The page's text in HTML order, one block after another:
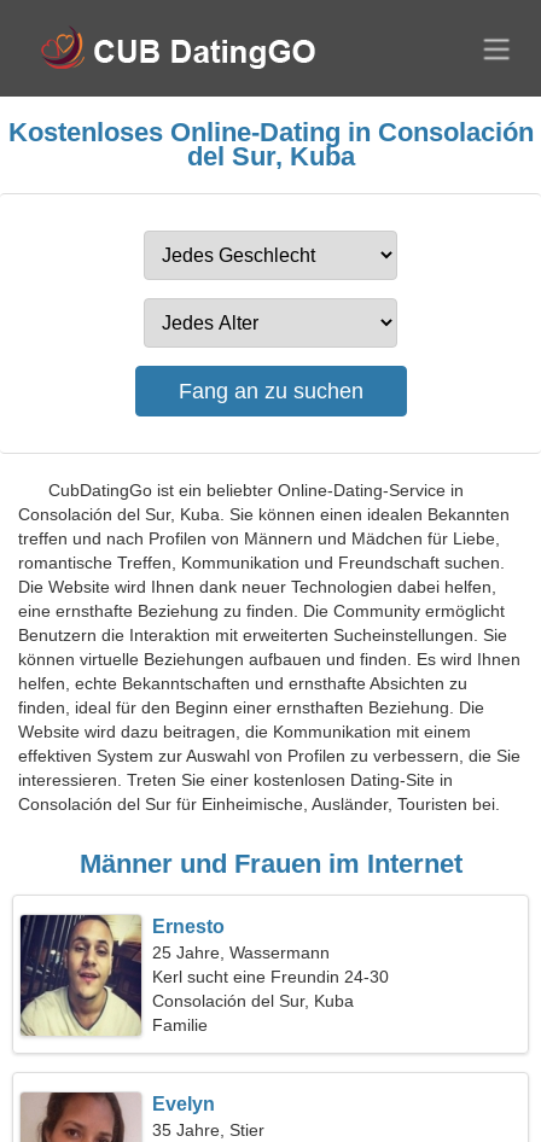
Kostenloses Online-Dating in Consolación
del Sur, Kuba
CubDatingGo ist ein beliebter Online-Dating-Service in
Consolación del Sur, Kuba. Sie können einen idealen Bekannten
treffen und nach Profilen von Männern und Mädchen für Liebe,
romantische Treffen, Kommunikation und Freundschaft suchen.
Die Website wird Ihnen dank neuer Technologien dabei helfen,
eine ernsthafte Beziehung zu finden. Die Community ermöglicht
Benutzern die Interaktion mit erweiterten Sucheinstellungen. Sie
können virtuelle Beziehungen aufbauen und finden. Es wird Ihnen
helfen, echte Bekanntschaften und ernsthafte Absichten zu
finden, ideal für den Beginn einer ernsthaften Beziehung. Die
Website wird dazu beitragen, die Kommunikation mit einem
effektiven System zur Auswahl von Profilen zu verbessern, die Sie
interessieren. Treten Sie einer kostenlosen Dating-Site in
Consolación del Sur für Einheimische, Ausländer, Touristen bei.
Männer und Frauen im Internet
Ernesto
25 Jahre, Wassermann
Kerl sucht eine Freundin 24-30
Consolación del Sur, Kuba
Familie
Evelyn
35 Jahre, Stier